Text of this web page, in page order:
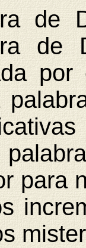
de
de
por
para